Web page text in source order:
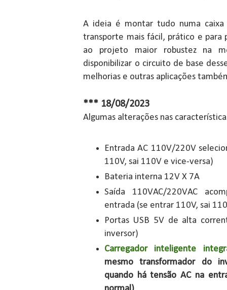
A ideia é montar tudo numa
transporte mais fácil, prático e
ao projeto maior robustez na
disponibilizar o circuito de base
melhorias e outras aplicações
*** 18/08/2023
Algumas alterações nas
Entrada AC 110V/220V
110V, sai 110V e vice-versa)
Bateria interna 12V X 7A
Saída 110VAC/220VAC
entrada (se entrar 110V, sai
Portas USB 5V de alta
inversor)
Carregador inteligente
mesmo transformador do
quando há tensão AC na